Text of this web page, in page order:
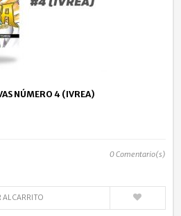
NÚMERO 4 (IVREA)
0Comentario(s)
AL CARRITO